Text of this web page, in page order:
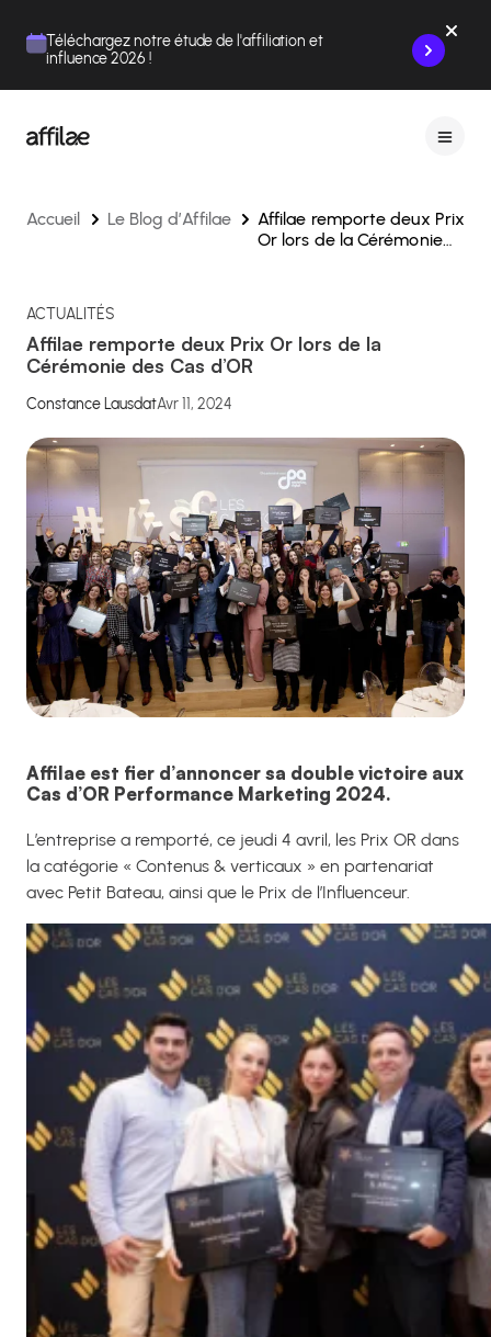
Téléchargez notre étude de l'affiliation et
influence 2026 !
Accueil Le Blog d’Affilae
Affilae remporte deux Prix
Or lors de la Cérémonie
ACTUALITÉS
Affilae remporte deux Prix Or lors de la
Cérémonie des Cas d’OR
Constance LausdatAvr 11, 2024
Affilae est fier d’annoncer sa double victoire aux
Cas d’OR Performance Marketing 2024.
L’entreprise a remporté, ce jeudi 4 avril, les Prix OR dans
la catégorie « Contenus & verticaux » en partenariat
avec Petit Bateau, ainsi que le Prix de l’Influenceur.